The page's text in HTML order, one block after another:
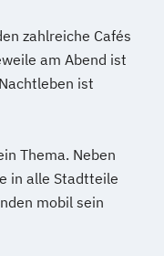
zahlreiche Cafés
am Abend ist
ist
Thema. Neben
in alle Stadtteile
mobil sein